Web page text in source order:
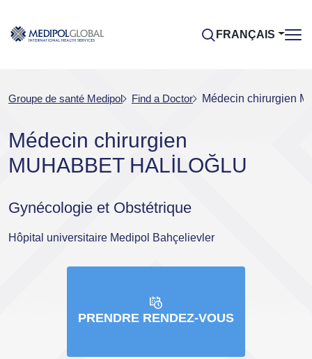
FRANÇAIS
Groupe de santé Medipol Find a Doctor Médecin chirurgien
Médecin chirurgien
MUHABBET HALİLOĞLU
Gynécologie et Obstétrique
Hôpital universitaire Medipol Bahçelievler
PRENDRE RENDEZ-VOUS